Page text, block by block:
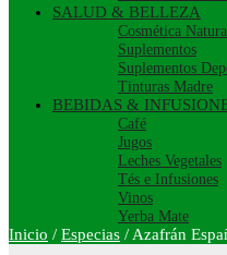
SALUD & BELLEZA
Cosmética
Suplementos
Suplementos
Tinturas Madre
BEBIDAS &
Café
Jugos
Leches Vegetales
Tés e Infusiones
Vinos
Yerba Mate
Inicio / Especias / Azafrán